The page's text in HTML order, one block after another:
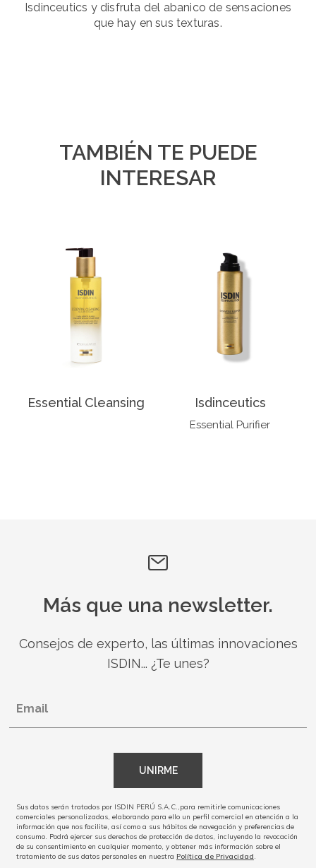
Isdinceutics y disfruta del abanico de sensaciones
que hay en sus texturas.
TAMBIÉN TE PUEDE
INTERESAR
Essential Cleansing Isdinceutics
Essential Purifier
Más que una newsletter.
Consejos de experto, las últimas innovaciones
ISDIN... ¿Te unes?
Email
UNIRME
Sus datos serán tratados por ISDIN PERÚ S.A.C.,para remitirle comunicaciones
comerciales personalizadas, elaborando para ello un perfil comercial en atención a la
información que nos facilite, así como a sus hábitos de navegación y preferencias de
consumo. Podrá ejercer sus derechos de protección de datos, incluyendo la revocación
de su consentimiento en cualquier momento, y obtener más información sobre el
tratamiento de sus datos personales en nuestra Política de Privacidad.